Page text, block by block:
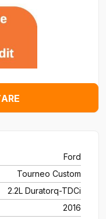
Ford
Tourneo Custom
2.2L Duratorq-TDCi
2016